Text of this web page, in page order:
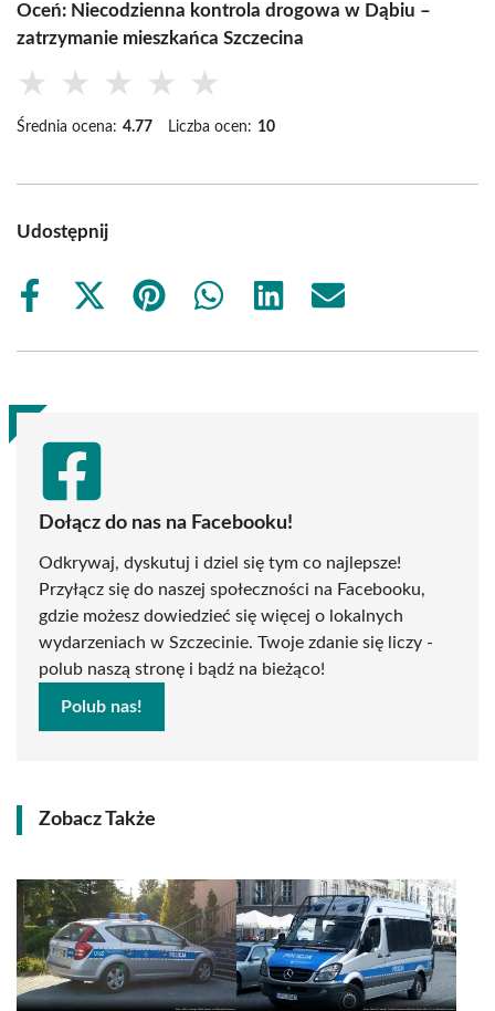
Oceń: Niecodzienna kontrola drogowa w Dąbiu –
zatrzymanie mieszkańca Szczecina
★ ★ ★ ★ ★
Średnia ocena: 4.77 Liczba ocen: 10
Udostępnij
Share
Share
(Twitter)
Share
Share
Share
Share
Dołącz do nas na Facebooku!
Odkrywaj, dyskutuj i dziel się tym co najlepsze!
Przyłącz się do naszej społeczności na Facebooku,
gdzie możesz dowiedzieć się więcej o lokalnych
wydarzeniach w Szczecinie. Twoje zdanie się liczy -
polub naszą stronę i bądź na bieżąco!
Polub nas!
Zobacz Także